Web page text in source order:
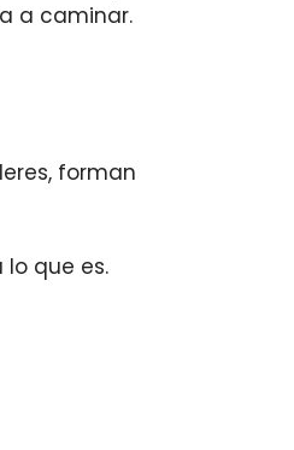
a caminar.
forman
que es.